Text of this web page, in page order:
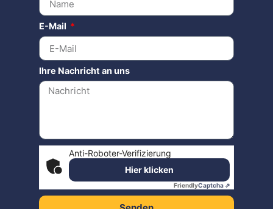
E-Mail
Ihre Nachricht an uns
Anti-Roboter-Verifizierung
Hier klicken
FriendlyCaptcha ⇗